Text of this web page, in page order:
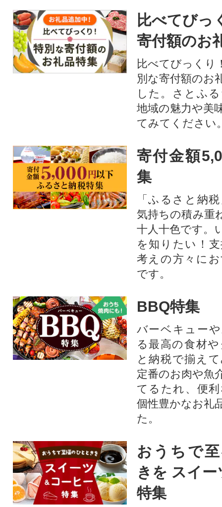
比べてびっ
寄付額のお
比べてびっくり
別な寄付額のお
した。さとふ
地域の魅力や美
てみてください
寄付金額
集
「ふるさと納
気持ちの積み重
十人十色です。
を知りたい！
考えの方々に
です。
BBQ特集
バーベキュー
る最高の食材
と納税で揃え
定番のお肉や魚
てるたれ、便
個性豊かなお礼
た。
おうちで
きを スイ
特集